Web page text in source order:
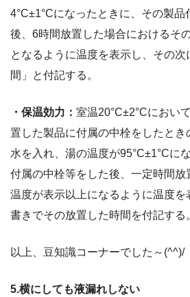
4°C±1°Cになったときに、その製品
後、6時間放置した場合におけるそ
となるように温度を表示し、その
間」と付記する。
・保温効力： 室温20°C±2°Cにおい
置した製品に付属の中栓をしたとき
水を入れ、湯の温度が95°C±1°Cに
付属の中栓等をした後、一定時間
温度が表示以上になるように温度を
書きでその放置した時間を付記する
以上、豆知識コーナーでした～(^^)/
5.横にしても液漏れしない